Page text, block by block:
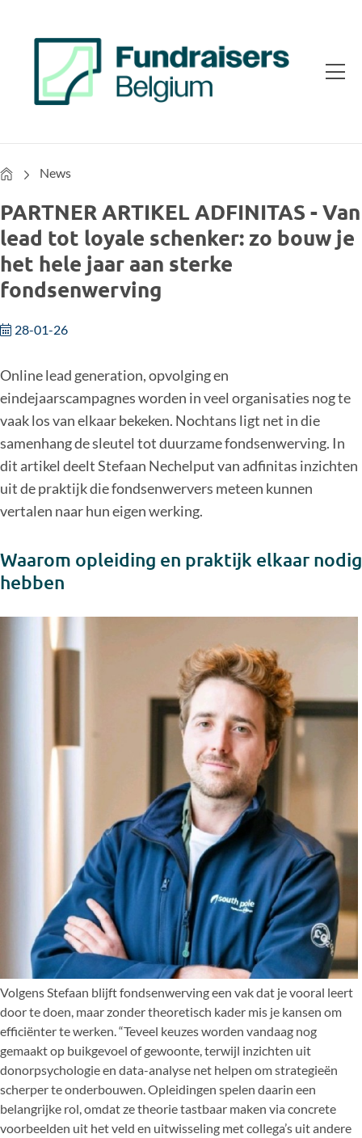
HomeNews
PARTNER ARTIKEL ADFINITAS - Van
lead tot loyale schenker: zo bouw je
het hele jaar aan sterke
fondsenwerving
28-01-26
Online lead generation, opvolging en
eindejaarscampagnes worden in veel organisaties nog te
vaak los van elkaar bekeken. Nochtans ligt net in die
samenhang de sleutel tot duurzame fondsenwerving. In
dit artikel deelt Stefaan Nechelput van adfinitas inzichten
uit de praktijk die fondsenwervers meteen kunnen
vertalen naar hun eigen werking.
Waarom opleiding en praktijk elkaar nodig
hebben
Volgens Stefaan blijft fondsenwerving een vak dat je vooral leert
door te doen, maar zonder theoretisch kader mis je kansen om
efficiënter te werken. “Teveel keuzes worden vandaag nog
gemaakt op buikgevoel of gewoonte, terwijl inzichten uit
donorpsychologie en data-analyse net helpen om strategieën
scherper te onderbouwen. Opleidingen spelen daarin een
belangrijke rol, omdat ze theorie tastbaar maken via concrete
voorbeelden uit het veld en uitwisseling met collega’s uit andere